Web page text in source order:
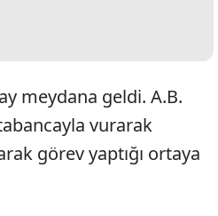
meydana geldi. A.B.
vurarak
görev yaptığı ortaya